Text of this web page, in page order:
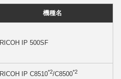
機種名
RICOH IP 500SF
RICOH IP C8510*2/C8500*2